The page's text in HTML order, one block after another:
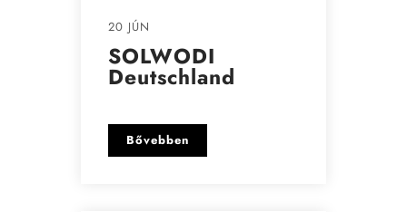
20 JÚN
SOLWODI
Deutschland
Bővebben